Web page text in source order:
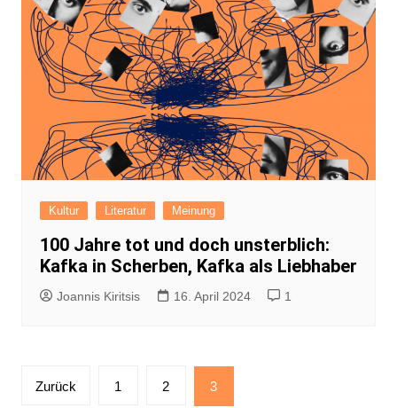
Kultur Literatur Meinung
100 Jahre tot und doch unsterblich:
Kafka in Scherben, Kafka als Liebhaber
Joannis Kiritsis 16. April 2024 1
Seitennummerierung
Zurück 1 2 3